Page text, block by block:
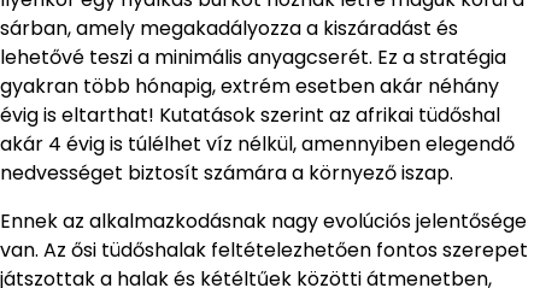
sárban, amely megakadályozza a kiszáradást és
lehetővé teszi a minimális anyagcserét. Ez a stratégia
gyakran több hónapig, extrém esetben akár néhány
évig is eltarthat! Kutatások szerint az afrikai tüdőshal
akár 4 évig is túlélhet víz nélkül, amennyiben elegendő
nedvességet biztosít számára a környező iszap.
Ennek az alkalmazkodásnak nagy evolúciós jelentősége
van. Az ősi tüdőshalak feltételezhetően fontos szerepet
játszottak a halak és kétéltűek közötti átmenetben,